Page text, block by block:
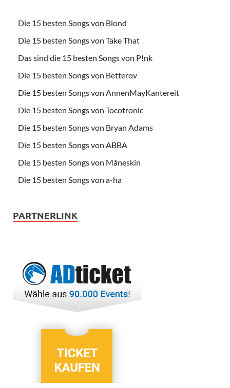
Die 15 besten Songs von Blond
Die 15 besten Songs von Take That
Das sind die 15 besten Songs von P!nk
Die 15 besten Songs von Betterov
Die 15 besten Songs von AnnenMayKantereit
Die 15 besten Songs von Tocotronic
Die 15 besten Songs von Bryan Adams
Die 15 besten Songs von ABBA
Die 15 besten Songs von Måneskin
Die 15 besten Songs von a-ha
PARTNERLINK